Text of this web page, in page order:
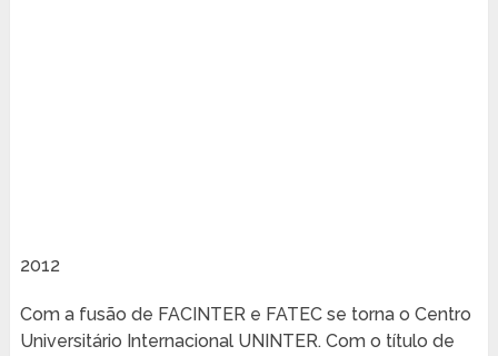
2012
Com a fusão de FACINTER e FATEC se torna o Centro
Universitário Internacional UNINTER. Com o título de